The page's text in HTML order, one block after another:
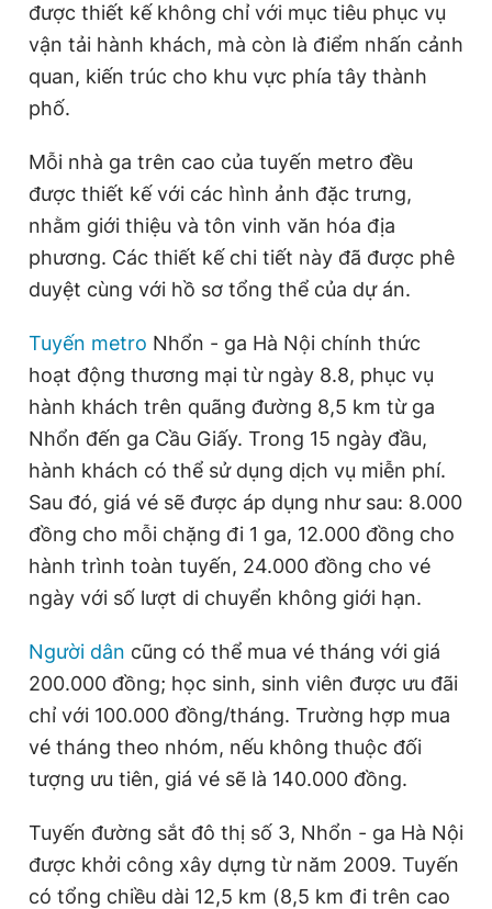
Thông tin tòa soạn Liên hệ quảng cáo
Đọc Thanh Niên trên điện thoại
Hotline
0906 645 777
Liên hệ quảng cáo
0908 780 404
Đặt báo Quảng cáo RSS Tòa soạn Chính sách bảo
Tổng biên tập: Nguyễn Ngọc Toàn
Phó tổng biên tập thường trực: Hải Thành
Phó tổng biên tập: Lâm Hiếu Dũng
Phó tổng biên tập: Trần Việt Hưng
Tổng thư ký tòa soạn: Đức Trung
© 2003-2026 Bản quyền thuộc về Báo Thanh Niên. Cấm sao
chép dưới mọi hình thức nếu không có sự chấp thuận bằng văn
bản. Phát triển bởi ePi Technologies, JSC.
được thiết kế không chỉ với mục tiêu phục vụ
vận tải hành khách, mà còn là điểm nhấn cảnh
quan, kiến trúc cho khu vực phía tây thành
phố.
Mỗi nhà ga trên cao của tuyến metro đều
được thiết kế với các hình ảnh đặc trưng,
nhằm giới thiệu và tôn vinh văn hóa địa
phương. Các thiết kế chi tiết này đã được phê
duyệt cùng với hồ sơ tổng thể của dự án.
Tuyến metro Nhổn - ga Hà Nội chính thức
hoạt động thương mại từ ngày 8.8, phục vụ
hành khách trên quãng đường 8,5 km từ ga
Nhổn đến ga Cầu Giấy. Trong 15 ngày đầu,
hành khách có thể sử dụng dịch vụ miễn phí.
Sau đó, giá vé sẽ được áp dụng như sau: 8.000
đồng cho mỗi chặng đi 1 ga, 12.000 đồng cho
hành trình toàn tuyến, 24.000 đồng cho vé
ngày với số lượt di chuyển không giới hạn.
Người dân cũng có thể mua vé tháng với giá
200.000 đồng; học sinh, sinh viên được ưu đãi
chỉ với 100.000 đồng/tháng. Trường hợp mua
vé tháng theo nhóm, nếu không thuộc đối
tượng ưu tiên, giá vé sẽ là 140.000 đồng.
Tuyến đường sắt đô thị số 3, Nhổn - ga Hà Nội
được khởi công xây dựng từ năm 2009. Tuyến
có tổng chiều dài 12,5 km (8,5 km đi trên cao